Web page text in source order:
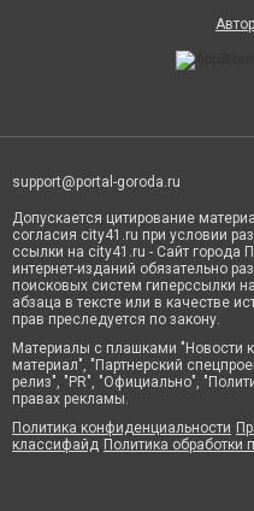
support@portal-goroda.ru
Допускается цитирование
согласия city41.ru при условии
ссылки на city41.ru - Сайт города
интернет-изданий обязательно
поисковых систем гиперссылки
абзаца в тексте или в качестве
прав преследуется по закону.
Материалы с плашками "Новости
материал", "Партнерский
релиз", "PR", "Официально",
правах рекламы.
Политика конфиденциальности
классифайд Политика обработки